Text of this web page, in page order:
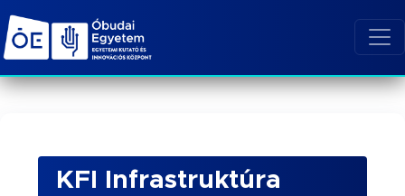
KFI Infrastruktúra